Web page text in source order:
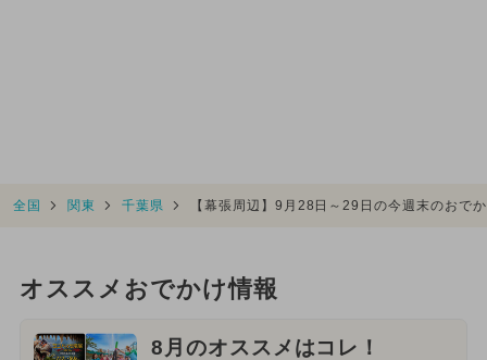
全国 関東 千葉県 【幕張周辺】9月28日～29日の今週末のおで
オススメおでかけ情報
8月のオススメはコレ！